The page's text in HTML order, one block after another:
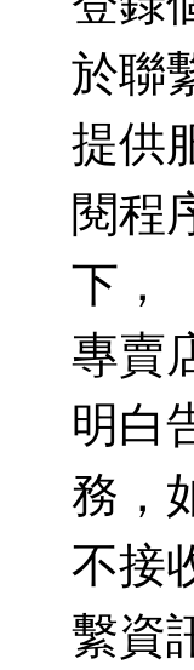
於聯
提供
閱程
下，
專賣
明白
務，
不接
繫資